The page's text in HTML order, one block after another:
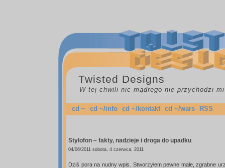
Twisted Designs
W tej chwili nic mądrego nie przychodzi mi
cd ~ cd ~/info cd ~/kontakt cd ~/wars RSS
Stylofon – fakty, nadzieje i droga do upadku
04/06/2011 sobota, 4 czerwca, 2011
Dziś pora na nudny wpis. Stworzyłem pewne małe, zgrabne